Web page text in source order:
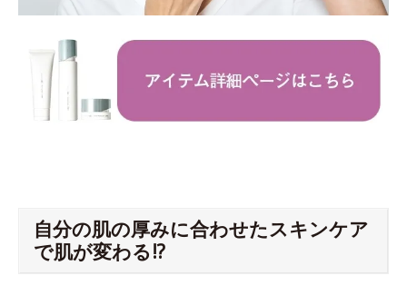
自分の肌の厚みに合わせたスキンケア
で肌が変わる!?